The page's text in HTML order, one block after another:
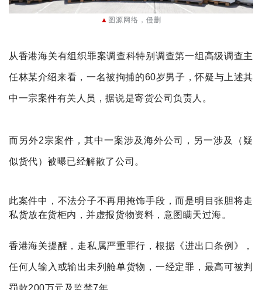
▲ 图源网络 ，侵删
从香港海关有组织罪案调查科特别调查第一组高级调查主
任林某介绍来看，一名被拘捕的60岁男子，怀疑与上述其
中一宗案件有关人员，据说是寄货公司负责人。
而另外2宗案件，其中一案涉及海外公司，另一涉及（疑
似货代）被曝已经解散了公司。
此案件中，不法分子不再用掩饰手段，而是明目张胆将走
私货放在货柜内，并虚报货物资料，意图瞒天过海。
香港海关提醒，走私属严重罪行，根据《进出口条例》，
任何人输入或输出未列舱单货物，一经定罪，最高可被判
罚款200万元及监禁7年。